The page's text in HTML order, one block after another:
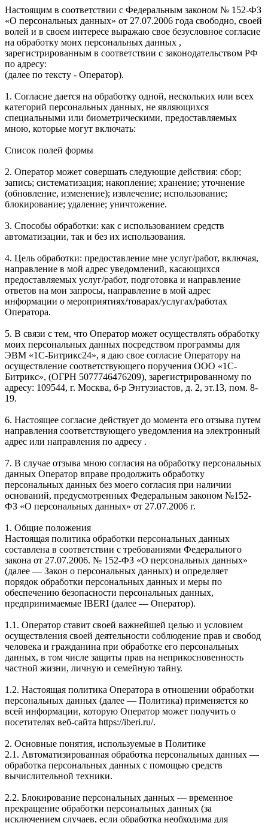
Настоящим в соответствии с Федеральным законом № 152-ФЗ
«О персональных данных» от 27.07.2006 года свободно, своей
волей и в своем интересе выражаю свое безусловное согласие
на обработку моих персональных данных ,
зарегистрированным в соответствии с законодательством РФ
по адресу:
(далее по тексту - Оператор).
1. Согласие дается на обработку одной, нескольких или всех
категорий персональных данных, не являющихся
специальными или биометрическими, предоставляемых
мною, которые могут включать:
Список полей формы
2. Оператор может совершать следующие действия: сбор;
запись; систематизация; накопление; хранение; уточнение
(обновление, изменение); извлечение; использование;
блокирование; удаление; уничтожение.
3. Способы обработки: как с использованием средств
автоматизации, так и без их использования.
4. Цель обработки: предоставление мне услуг/работ, включая,
направление в мой адрес уведомлений, касающихся
предоставляемых услуг/работ, подготовка и направление
ответов на мои запросы, направление в мой адрес
информации о мероприятиях/товарах/услугах/работах
Оператора.
5. В связи с тем, что Оператор может осуществлять обработку
моих персональных данных посредством программы для
ЭВМ «1С-Битрикс24», я даю свое согласие Оператору на
осуществление соответствующего поручения ООО «1С-
Битрикс», (ОГРН 5077746476209), зарегистрированному по
адресу: 109544, г. Москва, б-р Энтузиастов, д. 2, эт.13, пом. 8-
19.
6. Настоящее согласие действует до момента его отзыва путем
направления соответствующего уведомления на электронный
адрес или направления по адресу .
7. В случае отзыва мною согласия на обработку персональных
данных Оператор вправе продолжить обработку
персональных данных без моего согласия при наличии
оснований, предусмотренных Федеральным законом №152-
ФЗ «О персональных данных» от 27.07.2006 г.
1. Общие положения
Настоящая политика обработки персональных данных
составлена в соответствии с требованиями Федерального
закона от 27.07.2006. № 152-ФЗ «О персональных данных»
(далее — Закон о персональных данных) и определяет
порядок обработки персональных данных и меры по
обеспечению безопасности персональных данных,
предпринимаемые IBERI (далее — Оператор).
1.1. Оператор ставит своей важнейшей целью и условием
осуществления своей деятельности соблюдение прав и свобод
человека и гражданина при обработке его персональных
данных, в том числе защиты прав на неприкосновенность
частной жизни, личную и семейную тайну.
1.2. Настоящая политика Оператора в отношении обработки
персональных данных (далее — Политика) применяется ко
всей информации, которую Оператор может получить о
посетителях веб-сайта https://iberi.ru/.
2. Основные понятия, используемые в Политике
2.1. Автоматизированная обработка персональных данных —
обработка персональных данных с помощью средств
вычислительной техники.
2.2. Блокирование персональных данных — временное
прекращение обработки персональных данных (за
исключением случаев, если обработка необходима для